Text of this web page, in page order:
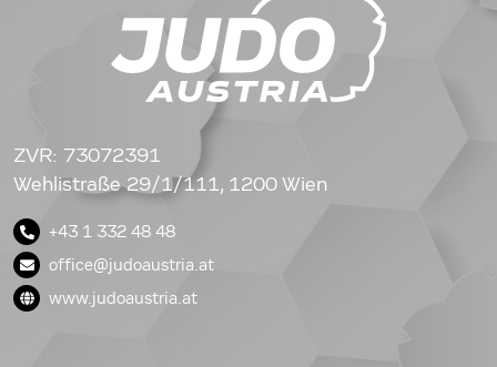
ZVR: 73072391
Wehlistraße 29/1/111, 1200 Wien
+43 1 332 48 48
office@judoaustria.at
www.judoaustria.at